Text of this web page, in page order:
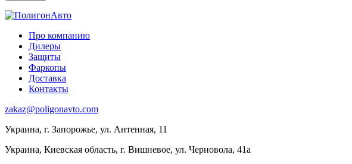
Про компанию
Дилеры
Защиты
Фаркопы
Доставка
Контакты
zakaz@poligonavto.com
Украина, г. Запорожье, ул. Антенная, 11
Украина, Киевская область, г. Вишневое, ул. Черновола, 41а